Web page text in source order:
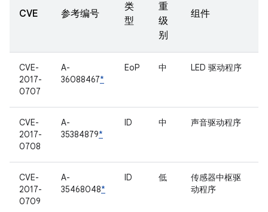
CVE 参考编号
类
型
重
级
别
组件
CVE-
2017-
0707
A-
36088467*
EoP 中 LED 驱动程序
CVE-
2017-
0708
A-
35384879*
ID 中 声音驱动程序
CVE-
2017-
0709
A-
35468048*
ID 低
传感器中枢驱
动程序